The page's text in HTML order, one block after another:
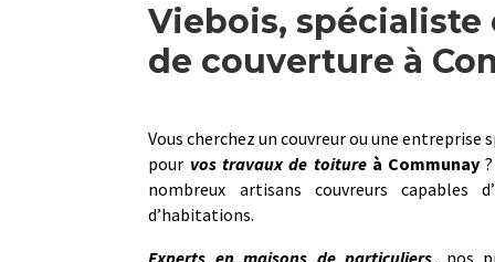
Viebois, spécialiste
de couverture à
Vous cherchez un couvreur ou une entreprise
pour vos travaux de toiture à Communay
nombreux artisans couvreurs capables
d’habitations.
Experts en maisons de particuliers, nos